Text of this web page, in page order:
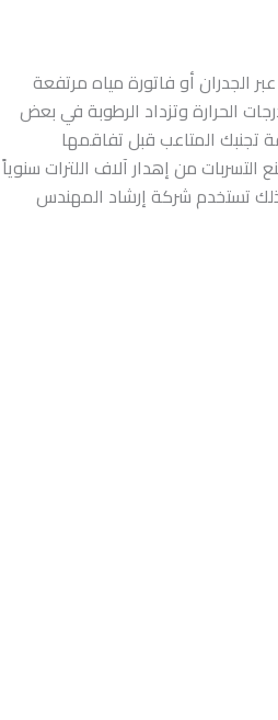
الجدران أو فاتورة مياه مرتفعة
الحرارة وتزداد الرطوبة في بعض
تجنبك المتاعب قبل تفاقمها
المثال يمنع التسربات من إهدار آلاف اللترات سنوياً
ذلك تستخدم شركة إرشاد المهندس